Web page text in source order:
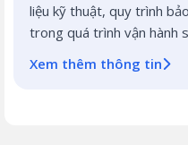
liệu kỹ thuật, quy trình
trong quá trình vận hành
Xem thêm thông tin